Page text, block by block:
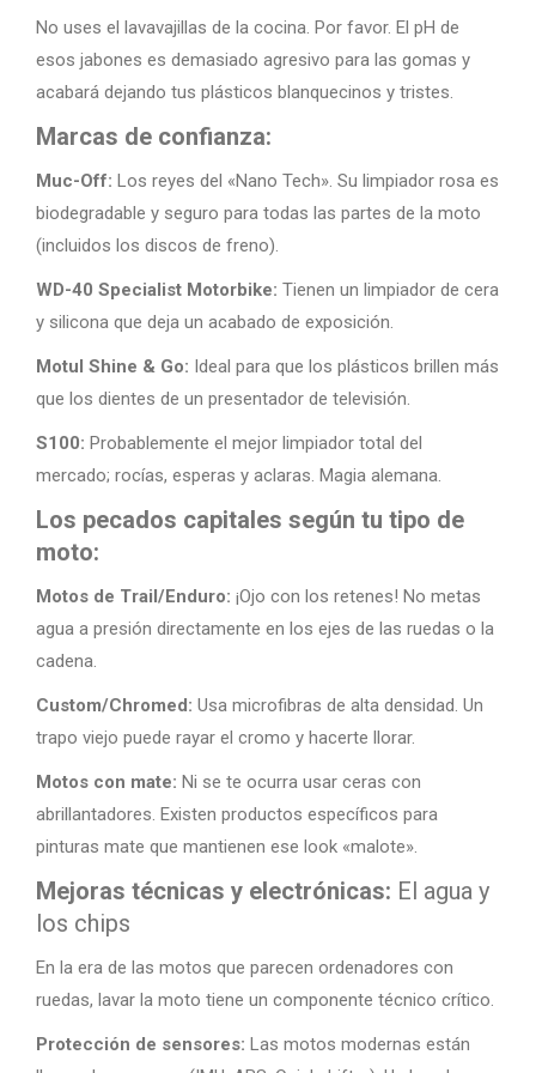
No uses el lavavajillas de la cocina. Por favor. El pH de
esos jabones es demasiado agresivo para las gomas y
acabará dejando tus plásticos blanquecinos y tristes.
Marcas de confianza:
Muc-Off: Los reyes del «Nano Tech». Su limpiador rosa es
biodegradable y seguro para todas las partes de la moto
(incluidos los discos de freno).
WD-40 Specialist Motorbike: Tienen un limpiador de cera
y silicona que deja un acabado de exposición.
Motul Shine & Go: Ideal para que los plásticos brillen más
que los dientes de un presentador de televisión.
S100: Probablemente el mejor limpiador total del
mercado; rocías, esperas y aclaras. Magia alemana.
Los pecados capitales según tu tipo de
moto:
Motos de Trail/Enduro: ¡Ojo con los retenes! No metas
agua a presión directamente en los ejes de las ruedas o la
cadena.
Custom/Chromed: Usa microfibras de alta densidad. Un
trapo viejo puede rayar el cromo y hacerte llorar.
Motos con mate: Ni se te ocurra usar ceras con
abrillantadores. Existen productos específicos para
pinturas mate que mantienen ese look «malote».
Mejoras técnicas y electrónicas: El agua y
los chips
En la era de las motos que parecen ordenadores con
ruedas, lavar la moto tiene un componente técnico crítico.
Protección de sensores: Las motos modernas están